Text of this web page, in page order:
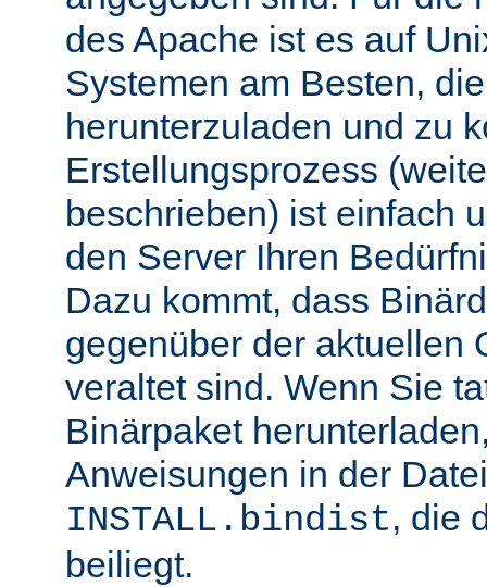
des Apache ist es auf
Systemen am Besten,
herunterzuladen und zu
Erstellungsprozess
beschrieben) ist einfach
den Server Ihren
Dazu kommt, dass
gegenüber der aktuellen
veraltet sind. Wenn Sie
Binärpaket
Anweisungen in der Datei
INSTALL.bindist, die
beiliegt.